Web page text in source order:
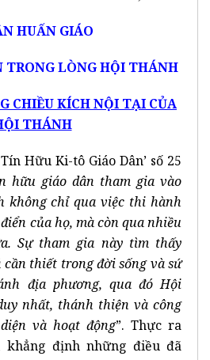
HUẤN GIÁO
TRONG LÒNG HỘI THÁNH
CHIỀU KÍCH NỘI TẠI CỦA
THÁNH
Hữu Ki-tô Giáo Dân’ số 25
hữu giáo dân tham gia vào
không chỉ qua việc thi hành
của họ, mà còn qua nhiều
Sự tham gia này tìm thấy
thiết trong đời sống và sứ
địa phương, qua đó Hội
nhất, thánh thiện và công
và hoạt động”. Thực ra
khẳng định những điều đã